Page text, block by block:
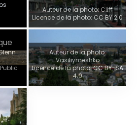
Auteur de la photo: Cliff
Licence de la photo: CC BY 2.0
Auteur de la photo:
Vasiliymeshko
Licence de la photo: CC BY-SA
4.0